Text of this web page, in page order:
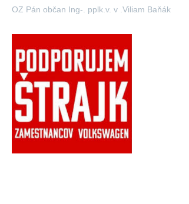
OZ Pán občan Ing-. pplk.v. v .Viliam Baňák